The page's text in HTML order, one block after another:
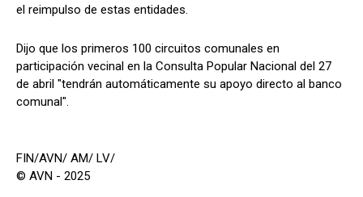
el reimpulso de estas entidades.
Dijo que los primeros 100 circuitos comunales en
participación vecinal en la Consulta Popular Nacional del 27
de abril "tendrán automáticamente su apoyo directo al banco
comunal".
FIN/AVN/ AM/ LV/
© AVN - 2025